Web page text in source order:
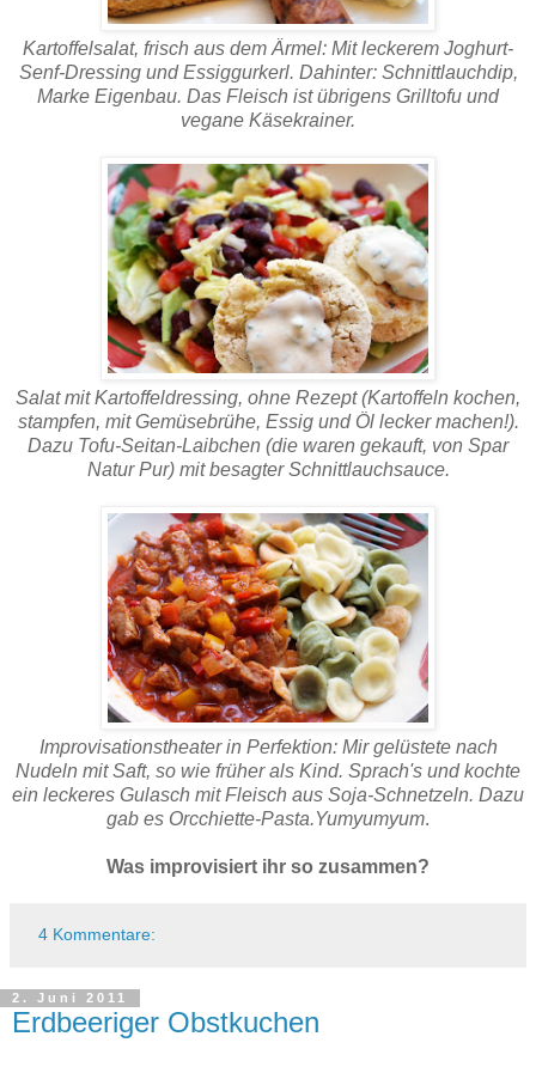
Kartoffelsalat, frisch aus dem Ärmel: Mit leckerem Joghurt-
Senf-Dressing und Essiggurkerl. Dahinter: Schnittlauchdip,
Marke Eigenbau. Das Fleisch ist übrigens Grilltofu und
vegane Käsekrainer.
Salat mit Kartoffeldressing, ohne Rezept (Kartoffeln kochen,
stampfen, mit Gemüsebrühe, Essig und Öl lecker machen!).
Dazu Tofu-Seitan-Laibchen (die waren gekauft, von Spar
Natur Pur) mit besagter Schnittlauchsauce.
Improvisationstheater in Perfektion: Mir gelüstete nach
Nudeln mit Saft, so wie früher als Kind. Sprach's und kochte
ein leckeres Gulasch mit Fleisch aus Soja-Schnetzeln. Dazu
gab es Orcchiette-Pasta.Yumyumyum.
Was improvisiert ihr so zusammen?
4 Kommentare:
2. Juni 2011
Erdbeeriger Obstkuchen